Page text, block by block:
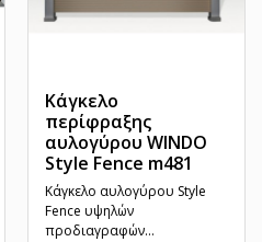
Κάγκελο
περίφραξης
αυλογύρου WINDO
Style Fence m481
Κάγκελο αυλογύρου Style
Fence υψηλών
προδιαγραφών